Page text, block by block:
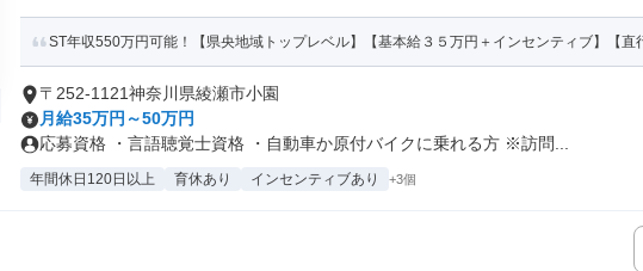
ST年収550万円可能！【県央地域トップレベル】【基本給３５万円＋インセンティブ】【直
〒252-1121神奈川県綾瀬市小園
月給35万円～50万円
応募資格 ・言語聴覚士資格 ・自動車か原付バイクに乗れる方 ※訪問...
年間休日120日以上 育休あり インセンティブあり +3個